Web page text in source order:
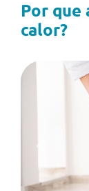
Por que
calor?